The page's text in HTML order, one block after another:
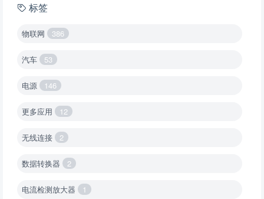
标签
物联网 386
汽车 53
电源 146
更多应用 12
无线连接 2
数据转换器 2
电流检测放大器 1